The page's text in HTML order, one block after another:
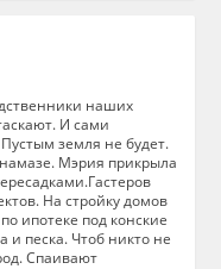
наших
И сами
земля не будет.
Мэрия прикрыла
На стройку домов
ипотеке под конские
и песка. Чтоб никто не
Спаивают